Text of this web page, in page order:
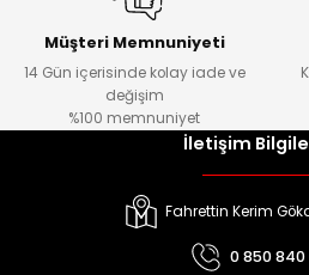
Müşteri Memnuniyeti
14 Gün içerisinde kolay iade ve
değişim
%100 memnuniyet
İletişim
Fahrettin Kerim
0 850 840